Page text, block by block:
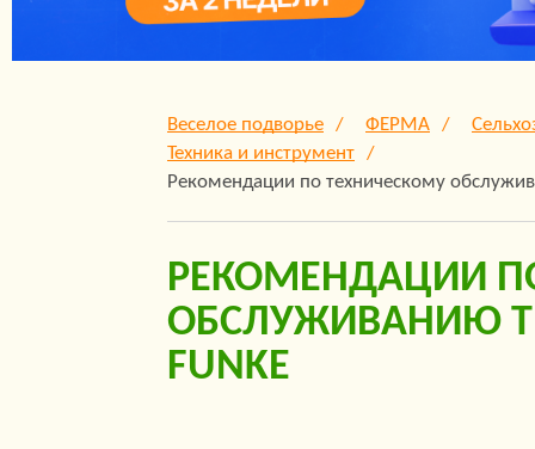
Веселое подворье ФЕРМА
Техника и инструмент
Рекомендации по техническому
РЕКОМЕНДАЦИИ
ОБСЛУЖИВАНИЮ
FUNKE